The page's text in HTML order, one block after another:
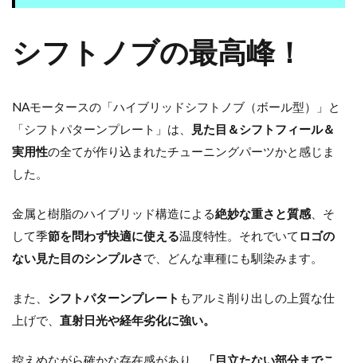
シフトノブの最高峰！
NAモータースの「ハイブリッドシフトノブ（ボール型）」と
「シフトパターンプレート」は、
見た目＆シフトフィール＆
実用性の全てが作り込まれたチューニングパーツかと感じま
した。
金属と樹脂のハイブリッド構造による絶妙な重さと質感 、そ
して季節を問わず快適に使える温度特性。それでいて ロゴの
ない見た目のシンプルさで、どんな車種にも馴染みます。
また、 シフトパターンプレート もアルミ削り出しの上質な仕
上げで、 直射日光や経年劣化に強い。
控えめながら確かな存在感があり、
「目立たない部分までこ